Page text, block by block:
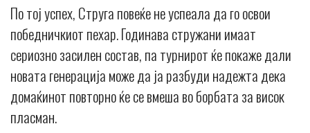
По тој успех, Струга повеќе не успеала да го освои
победничкиот пехар. Годинава стружани имаат
сериозно засилен состав, па турнирот ќе покаже дали
новата генерација може да ја разбуди надежта дека
домаќинот повторно ќе се вмеша во борбата за висок
пласман.